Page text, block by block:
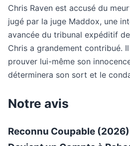
Chris Raven est accusé du
jugé par la juge Maddox, une
avancée du tribunal expéditif
Chris a grandement contribué.
prouver lui-même son
déterminera son sort et le
Notre avis
Reconnu Coupable